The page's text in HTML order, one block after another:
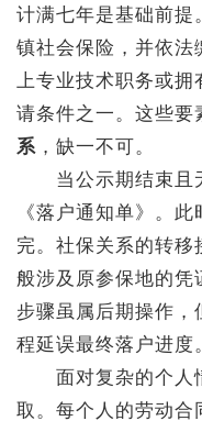
计满七年是基础前提
镇社会保险，并依法
上专业技术职务或拥
请条件之一。这些要
系 ，缺一不可。
当公示期结束且
《落户通知单》。
完。社保关系的转移
般涉及原参保地的凭
步骤虽属后期操作
程延误最终落户进度
面对复杂的个人
取。每个人的劳动合